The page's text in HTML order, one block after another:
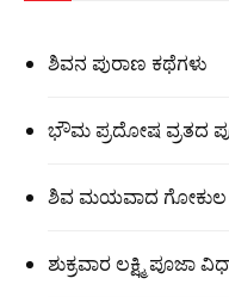
ಶಿವನ ಪುರಾಣ ಕಥೆಗಳು
ಭೌಮ ಪ್ರದೋಷ ವ್ರತದ
ಶಿವ ಮಯವಾದ ಗೋಕುಲ
ಶುಕ್ರವಾರ ಲಕ್ಷ್ಮಿ ಪೂಜಾ